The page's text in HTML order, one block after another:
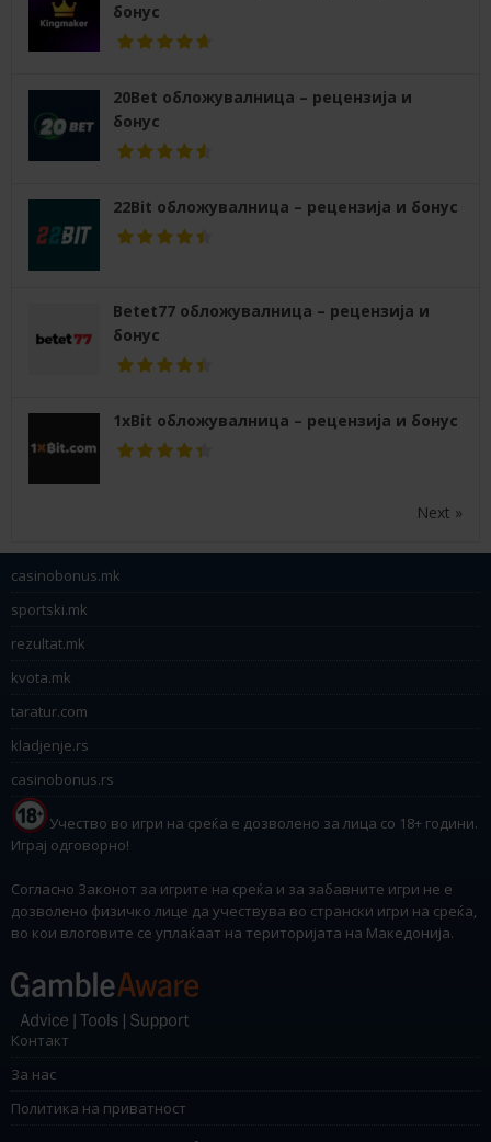
бонус
20Bet обложувалница – рецензија и
бонус
22Bit обложувалница – рецензија и бонус
Betet77 обложувалница – рецензија и
бонус
1xBit обложувалница – рецензија и бонус
Next »
casinobonus.mk
sportski.mk
rezultat.mk
kvota.mk
taratur.com
kladjenje.rs
casinobonus.rs
Учество во игри на среќа е дозволено за лица со 18+ години.
Играј одговорно!
Согласно Законот за игрите на среќа и за забавните игри не е
дозволено физичко лице да учествува во странски игри на среќа,
во кои влоговите се уплаќаат на територијата на Македонија.
Контакт
За нас
Политика на приватност